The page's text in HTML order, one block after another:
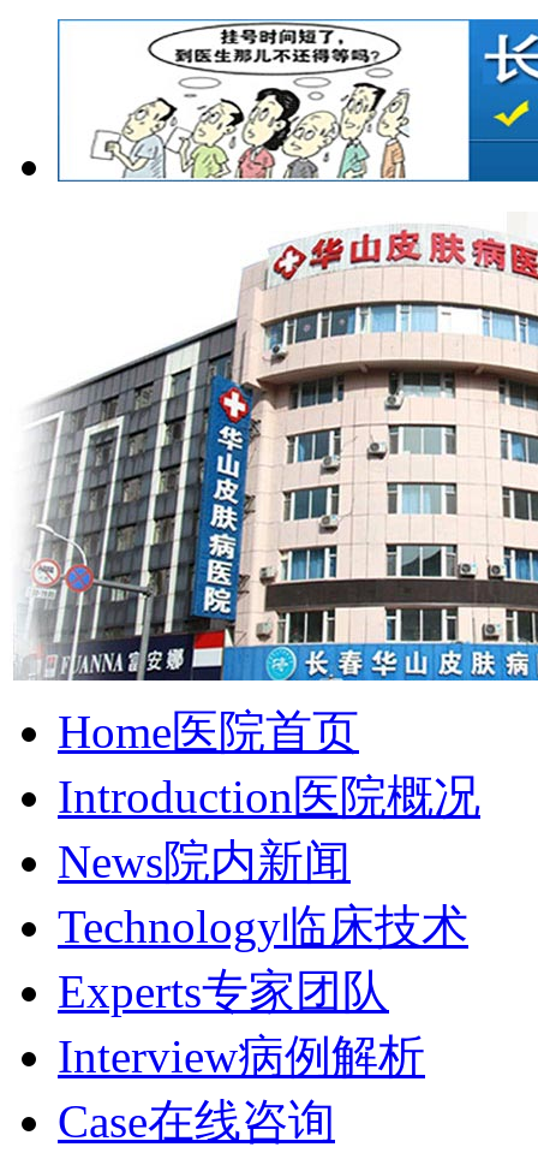
Home医院首页
Introduction医院概况
News院内新闻
Technology临床技术
Experts专家团队
Interview病例解析
Case在线咨询